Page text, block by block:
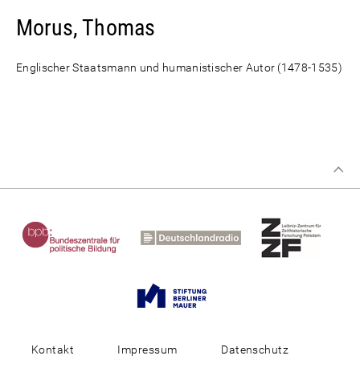
Morus, Thomas
Englischer Staatsmann und humanistischer Autor (1478-1535)
Kontakt Impressum Datenschutz